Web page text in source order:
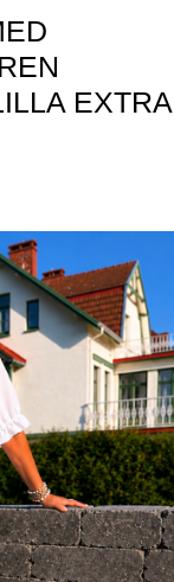
EXTRA